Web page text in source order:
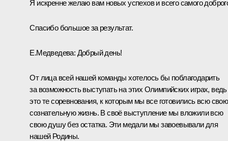
Я искренне желаю вам новых успехов и всего самого
Спасибо большое за результат.
Е.Медведева: Добрый день!
От лица всей нашей команды хотелось бы поблагодарить
за возможность выступать на этих Олимпийских играх, ведь
это те соревнования, к которым мы все готовились всю свою
сознательную жизнь. В своё выступление мы вложили всю
свою душу без остатка. Эти медали мы завоевывали для
нашей Родины.